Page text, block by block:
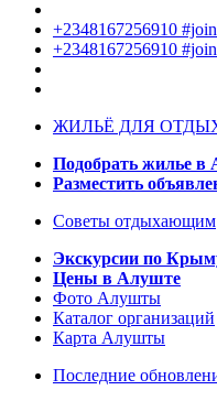
+2348167256910
+2348167256910
ЖИЛЬЁ ДЛЯ
Подобрать жилье в
Разместить
Советы отдыхающим
Экскурсии по
Цены в Алуште
Фото Алушты
Каталог организаций
Карта Алушты
Последние